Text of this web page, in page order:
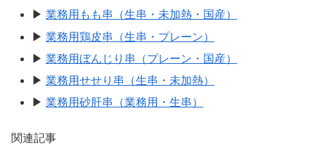
▶業務用もも串（生串・未加熱・国産）
▶業務用鶏皮串（生串・プレーン）
▶業務用ぼんじり串（プレーン・国産）
▶業務用せせり串（生串・未加熱）
▶業務用砂肝串（業務用・生串）
関連記事